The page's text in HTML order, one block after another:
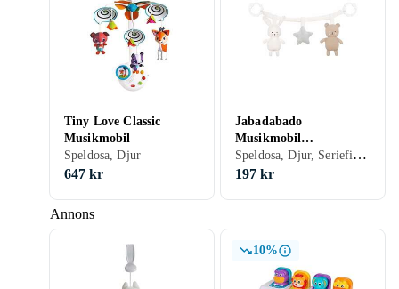
Annons
Tiny Love Classic
Musikmobil
Speldosa, Djur
647 kr
Jabadabado
Musikmobil
Nalle/Kanin
Speldosa, Djur, Seriefigurer
197 kr
10%